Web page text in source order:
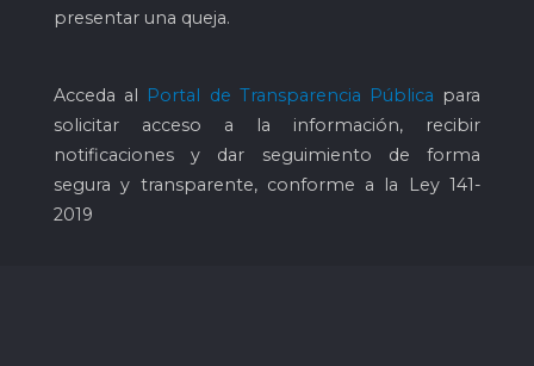
presentar una queja.
Acceda al Portal de Transparencia Pública para
solicitar acceso a la información, recibir
notificaciones y dar seguimiento de forma
segura y transparente, conforme a la Ley 141-
2019